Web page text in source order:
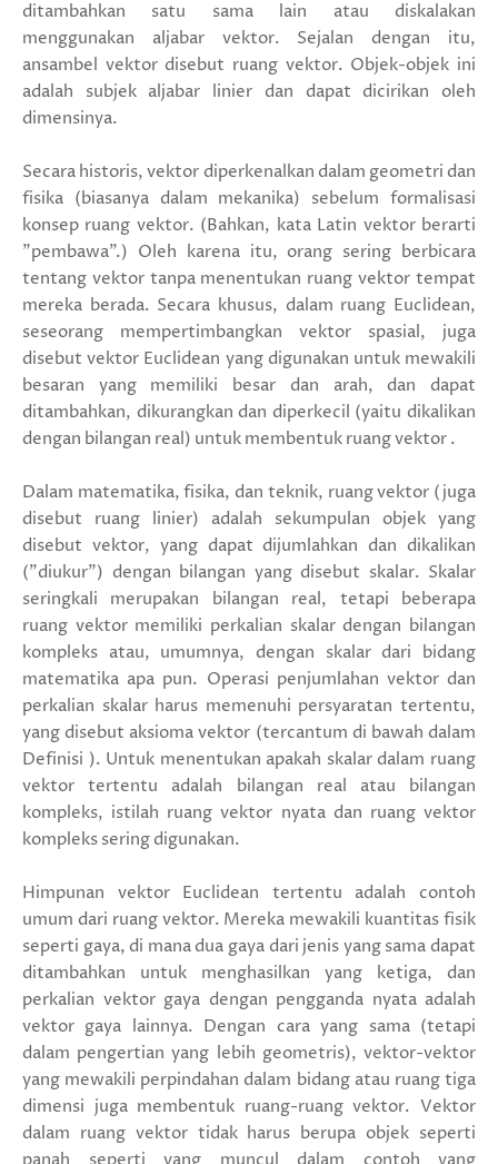
ditambahkan satu sama lain atau diskalakan
menggunakan aljabar vektor. Sejalan dengan itu,
ansambel vektor disebut ruang vektor. Objek-objek ini
adalah subjek aljabar linier dan dapat dicirikan oleh
dimensinya.
Secara historis, vektor diperkenalkan dalam geometri dan
fisika (biasanya dalam mekanika) sebelum formalisasi
konsep ruang vektor. (Bahkan, kata Latin vektor berarti
"pembawa".) Oleh karena itu, orang sering berbicara
tentang vektor tanpa menentukan ruang vektor tempat
mereka berada. Secara khusus, dalam ruang Euclidean,
seseorang mempertimbangkan vektor spasial, juga
disebut vektor Euclidean yang digunakan untuk mewakili
besaran yang memiliki besar dan arah, dan dapat
ditambahkan, dikurangkan dan diperkecil (yaitu dikalikan
dengan bilangan real) untuk membentuk ruang vektor .
Dalam matematika, fisika, dan teknik, ruang vektor (juga
disebut ruang linier) adalah sekumpulan objek yang
disebut vektor, yang dapat dijumlahkan dan dikalikan
("diukur") dengan bilangan yang disebut skalar. Skalar
seringkali merupakan bilangan real, tetapi beberapa
ruang vektor memiliki perkalian skalar dengan bilangan
kompleks atau, umumnya, dengan skalar dari bidang
matematika apa pun. Operasi penjumlahan vektor dan
perkalian skalar harus memenuhi persyaratan tertentu,
yang disebut aksioma vektor (tercantum di bawah dalam
Definisi ). Untuk menentukan apakah skalar dalam ruang
vektor tertentu adalah bilangan real atau bilangan
kompleks, istilah ruang vektor nyata dan ruang vektor
kompleks sering digunakan.
Himpunan vektor Euclidean tertentu adalah contoh
umum dari ruang vektor. Mereka mewakili kuantitas fisik
seperti gaya, di mana dua gaya dari jenis yang sama dapat
ditambahkan untuk menghasilkan yang ketiga, dan
perkalian vektor gaya dengan pengganda nyata adalah
vektor gaya lainnya. Dengan cara yang sama (tetapi
dalam pengertian yang lebih geometris), vektor-vektor
yang mewakili perpindahan dalam bidang atau ruang tiga
dimensi juga membentuk ruang-ruang vektor. Vektor
dalam ruang vektor tidak harus berupa objek seperti